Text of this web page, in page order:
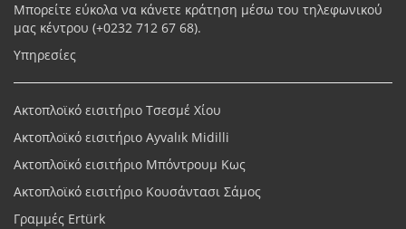
Μπορείτε εύκολα να κάνετε κράτηση μέσω του τηλεφωνικού
μας κέντρου (+0232 712 67 68).
Υπηρεσίες
Ακτοπλοϊκό εισιτήριο Τσεσμέ Χίου
Ακτοπλοϊκό εισιτήριο Ayvalık Midilli
Ακτοπλοϊκό εισιτήριο Μπόντρουμ Κως
Ακτοπλοϊκό εισιτήριο Κουσάντασι Σάμος
Γραμμές Ertürk